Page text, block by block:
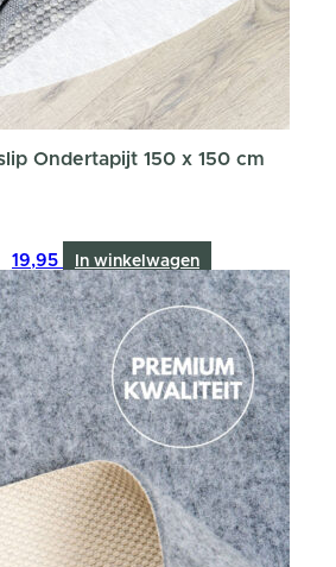
Ondertapijt 150 x 150 cm
19,95 In winkelwagen